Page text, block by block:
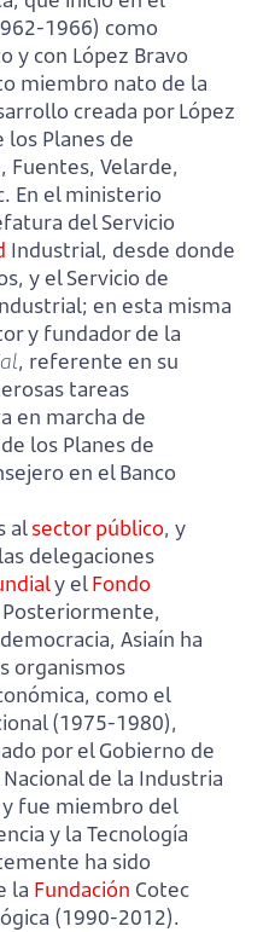
1966) como
y con López Bravo
miembro nato de la
creada por López
los Planes de
Fuentes, Velarde,
En el ministerio
del Servicio
Industrial, desde donde
y el Servicio de
en esta misma
y fundador de la
, referente en su
tareas
en marcha de
los Planes de
en el Banco
alsector público, y
delegaciones
y elFondo
Posteriormente,
Asiaín ha
organismos
como el
(1975-1980),
por el Gobierno de
de la Industria
fue miembro del
y la Tecnología
ha sido
la Fundación Cotec
(1990-2012).